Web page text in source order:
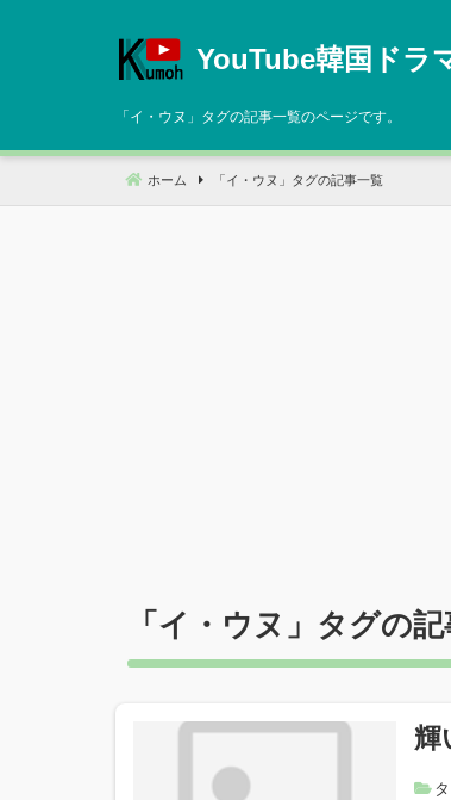
へ
動
YouTube韓国ドラ
「 イ・ウヌ 」タグの記事一覧のページです。
ホーム 「 イ・ウヌ 」タグの記事一覧
「 イ・ウヌ 」タグの
輝